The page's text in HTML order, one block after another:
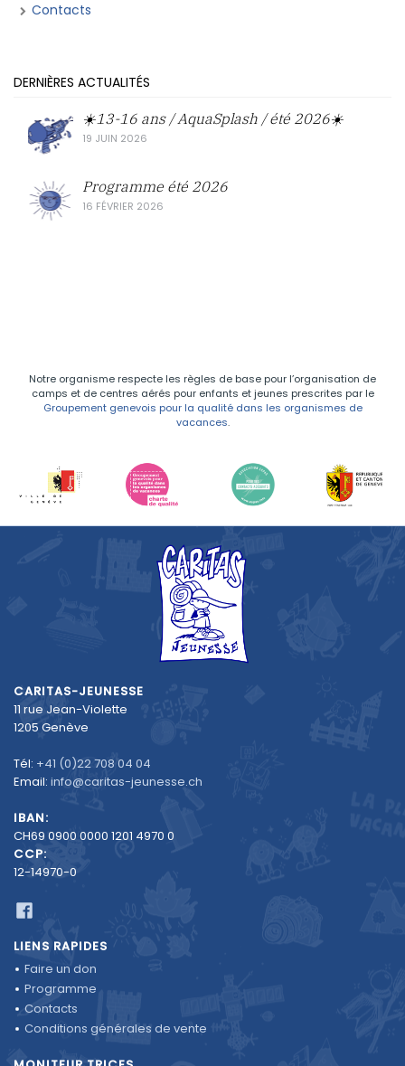
Contacts
DERNIÈRES ACTUALITÉS
☀️13-16 ans / AquaSplash / été 2026☀️
19 JUIN 2026
Programme été 2026
16 FÉVRIER 2026
Notre organisme respecte les règles de base pour l’organisation de
camps et de centres aérés pour enfants et jeunes prescrites par le
Groupement genevois pour la qualité dans les organismes de
vacances.
CARITAS-JEUNESSE
11 rue Jean-Violette
1205 Genève
Tél: +41 (0)22 708 04 04
Email: info@caritas-jeunesse.ch
IBAN:
CH69 0900 0000 1201 4970 0
CCP:
12-14970-0
LIENS RAPIDES
Faire un don
Programme
Contacts
Conditions générales de vente